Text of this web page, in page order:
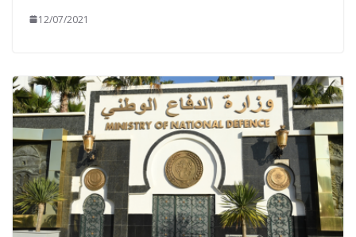
12/07/2021